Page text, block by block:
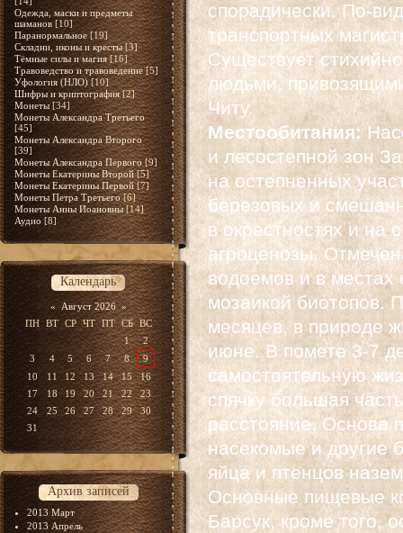
Одежда, маски и предметы
шаманов [10]
Паранормальное [19]
Складни, иконы и кресты [3]
Тёмные силы и магия [16]
Травоведство и травоведение [5]
Уфология (НЛО) [10]
Шифры и криптография [2]
Монеты [34]
Монеты Александра Третьего
[45]
Монеты Александра Второго
[39]
Монеты Александра Первого [9]
Монеты Екатерины Второй [5]
Монеты Екатерины Первой [7]
Монеты Петра Третьего [6]
Монеты Анны Иоановны [14]
Аудио [8]
Календарь
« Август 2026 »
ПН ВТ СР ЧТ ПТ СБ ВС
1
2
3
4 5 6 7 8
9
10
11 12 13 14 15
16
17
18 19 20 21 22
23
24
25 26 27 28 29
30
31
Архив записей
2013 Март
2013 Апрель
спорадически. По-
транспортных
Существует
людьми,
Читу.
Местообитания:
и лесостепной зон
на остепненных
березовых и
в окрестностях и на
агроценозы.
водоемов и в
мозаикой биотопов.
месяцев, в природе
июне. В помете 3-7
самостоятельную
спячку большая
расстояние. Основа
насекомые и другие
яйца и птенцов
Основные пищевые
Барсук, кроме того,